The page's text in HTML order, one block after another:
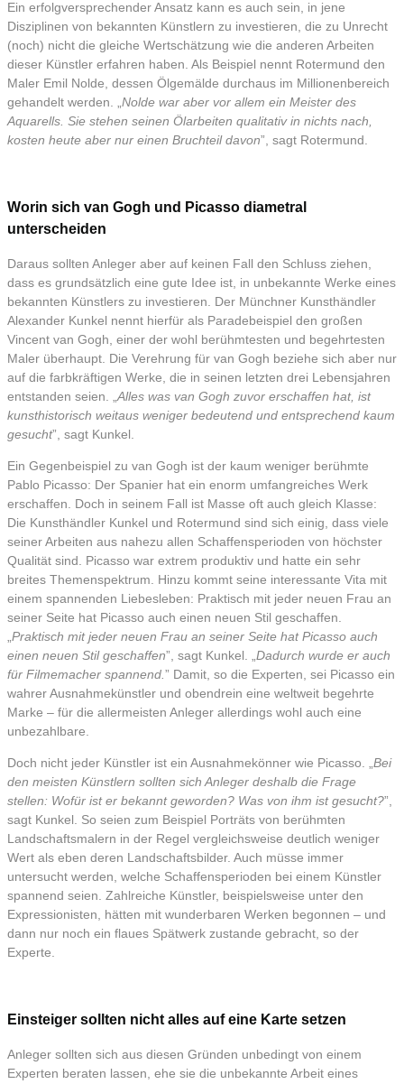
Ein erfolgversprechender Ansatz kann es auch sein, in jene
Disziplinen von bekannten Künstlern zu investieren, die zu Unrecht
(noch) nicht die gleiche Wertschätzung wie die anderen Arbeiten
dieser Künstler erfahren haben. Als Beispiel nennt Rotermund den
Maler Emil Nolde, dessen Ölgemälde durchaus im Millionenbereich
gehandelt werden. „ Nolde war aber vor allem ein Meister des
Aquarells. Sie stehen seinen Ölarbeiten qualitativ in nichts nach,
kosten heute aber nur einen Bruchteil davon”, sagt Rotermund.
Worin sich van Gogh und Picasso diametral
unterscheiden
Daraus sollten Anleger aber auf keinen Fall den Schluss ziehen,
dass es grundsätzlich eine gute Idee ist, in unbekannte Werke eines
bekannten Künstlers zu investieren. Der Münchner Kunsthändler
Alexander Kunkel nennt hierfür als Paradebeispiel den großen
Vincent van Gogh, einer der wohl berühmtesten und begehrtesten
Maler überhaupt. Die Verehrung für van Gogh beziehe sich aber nur
auf die farbkräftigen Werke, die in seinen letzten drei Lebensjahren
entstanden seien. „ Alles was van Gogh zuvor erschaffen hat, ist
kunsthistorisch weitaus weniger bedeutend und entsprechend kaum
gesucht”, sagt Kunkel.
Ein Gegenbeispiel zu van Gogh ist der kaum weniger berühmte
Pablo Picasso: Der Spanier hat ein enorm umfangreiches Werk
erschaffen. Doch in seinem Fall ist Masse oft auch gleich Klasse:
Die Kunsthändler Kunkel und Rotermund sind sich einig, dass viele
seiner Arbeiten aus nahezu allen Schaffensperioden von höchster
Qualität sind. Picasso war extrem produktiv und hatte ein sehr
breites Themenspektrum. Hinzu kommt seine interessante Vita mit
einem spannenden Liebesleben: Praktisch mit jeder neuen Frau an
seiner Seite hat Picasso auch einen neuen Stil geschaffen.
Praktisch mit jeder neuen Frau an seiner Seite hat Picasso auch
einen neuen Stil geschaffen”, sagt Kunkel. „ Dadurch wurde er auch
für Filmemacher spannend. ” Damit, so die Experten, sei Picasso ein
wahrer Ausnahmekünstler und obendrein eine weltweit begehrte
Marke – für die allermeisten Anleger allerdings wohl auch eine
unbezahlbare.
Doch nicht jeder Künstler ist ein Ausnahmekönner wie Picasso. „ Bei
den meisten Künstlern sollten sich Anleger deshalb die Frage
stellen: Wofür ist er bekannt geworden? Was von ihm ist gesucht?”,
sagt Kunkel. So seien zum Beispiel Porträts von berühmten
Landschaftsmalern in der Regel vergleichsweise deutlich weniger
Wert als eben deren Landschaftsbilder. Auch müsse immer
untersucht werden, welche Schaffensperioden bei einem Künstler
spannend seien. Zahlreiche Künstler, beispielsweise unter den
Expressionisten, hätten mit wunderbaren Werken begonnen – und
dann nur noch ein flaues Spätwerk zustande gebracht, so der
Experte.
Einsteiger sollten nicht alles auf eine Karte setzen
Anleger sollten sich aus diesen Gründen unbedingt von einem
Experten beraten lassen, ehe sie die unbekannte Arbeit eines